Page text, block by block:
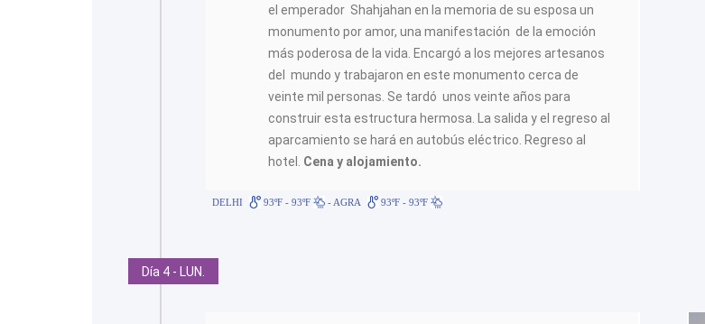
el emperador Shahjahan en la memoria de su esposa un
monumento por amor, una manifestación de la emoción
más poderosa de la vida. Encargó a los mejores artesanos
del mundo y trabajaron en este monumento cerca de
veinte mil personas. Se tardó unos veinte años para
construir esta estructura hermosa. La salida y el regreso al
aparcamiento se hará en autobús eléctrico. Regreso al
hotel. Cena y alojamiento.
DELHI 93ºF - 93ºF - AGRA 93ºF - 93ºF
Día 4 - LUN.